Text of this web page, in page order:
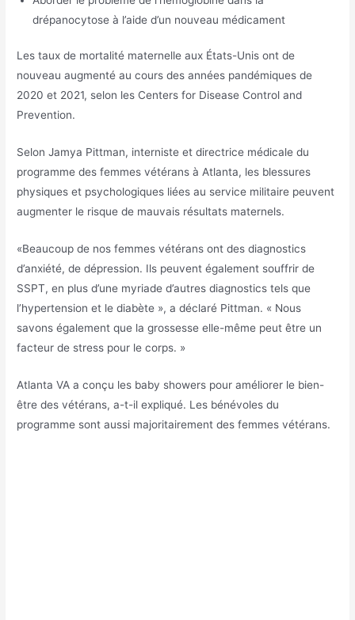
drépanocytose à l’aide d’un nouveau médicament
Les taux de mortalité maternelle aux États-Unis ont de
nouveau augmenté au cours des années pandémiques de
2020 et 2021, selon les Centers for Disease Control and
Prevention.
Selon Jamya Pittman, interniste et directrice médicale du
programme des femmes vétérans à Atlanta, les blessures
physiques et psychologiques liées au service militaire peuvent
augmenter le risque de mauvais résultats maternels.
«Beaucoup de nos femmes vétérans ont des diagnostics
d’anxiété, de dépression. Ils peuvent également souffrir de
SSPT, en plus d’une myriade d’autres diagnostics tels que
l’hypertension et le diabète », a déclaré Pittman. « Nous
savons également que la grossesse elle-même peut être un
facteur de stress pour le corps. »
Atlanta VA a conçu les baby showers pour améliorer le bien-
être des vétérans, a-t-il expliqué. Les bénévoles du
programme sont aussi majoritairement des femmes vétérans.